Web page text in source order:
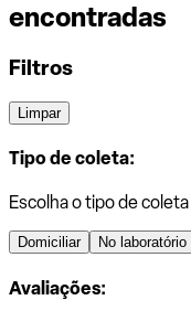
encontradas
Filtros
Limpar
Tipo de coleta:
Escolha o tipo de coleta
Domiciliar No laboratório
Avaliações: